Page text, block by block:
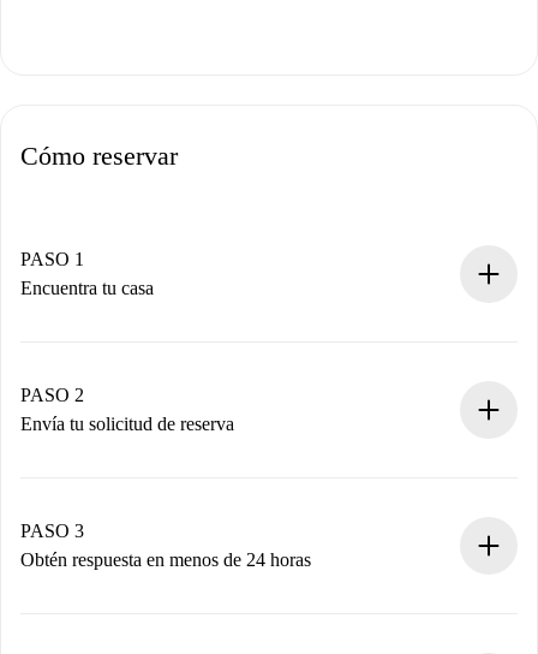
Cómo reservar
PASO 1
Encuentra tu casa
Tienes toda la información necesaria por adelantado.
PASO 2
Envía tu solicitud de reserva
propietario acepte.
PASO 3
Obtén respuesta en menos de 24 horas